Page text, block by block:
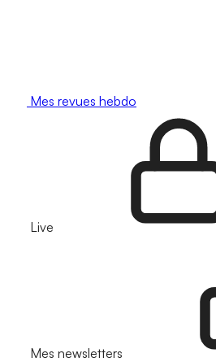
Mes revues hebdo
Live
Mes newsletters